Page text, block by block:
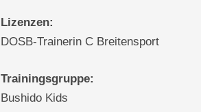
Lizenzen:
DOSB-Trainerin C Breitensport
Trainingsgruppe:
Bushido Kids